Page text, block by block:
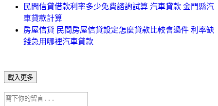
民間信貸借款利率多少免費諮詢試算 汽車貸款 金門縣汽
車貸款計算
房屋信貸 民間房屋信貸設定怎麼貸款比較會過件 利率缺
錢急用哪裡汽車貸款
載入更多